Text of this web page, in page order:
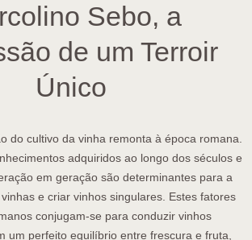
Sebo, a
de um Terroir
Único
do cultivo da vinha remonta à época romana.
adquiridos ao longo dos séculos e
em geração são determinantes para a
e criar vinhos singulares. Estes fatores
conjugam-se para conduzir vinhos
um perfeito equilíbrio entre frescura e fruta,